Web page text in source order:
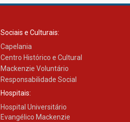
Sociais e Culturais:
Capelania
Centro Histórico e Cultural
Mackenzie Voluntário
Responsabilidade Social
Hospitais:
Hospital Universitário
Evangélico Mackenzie